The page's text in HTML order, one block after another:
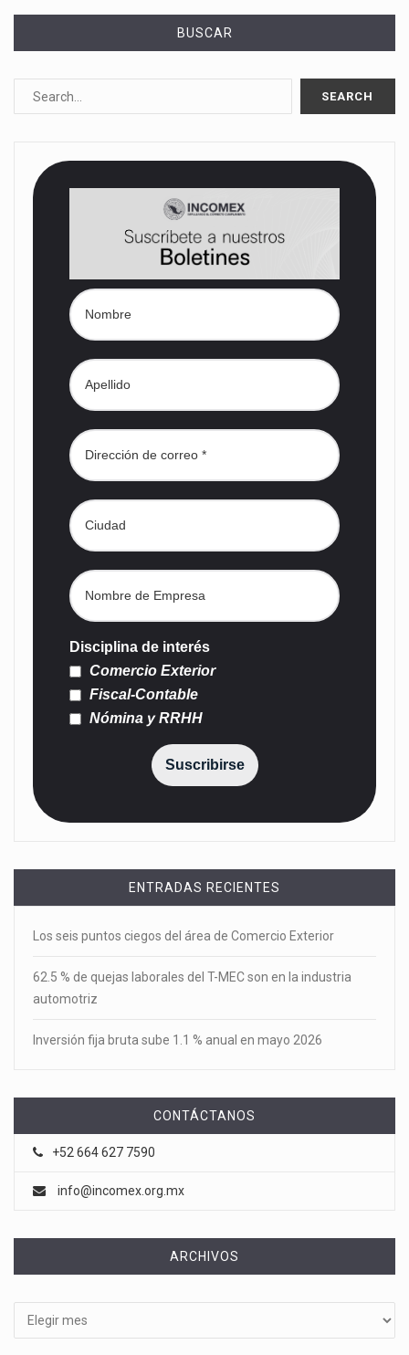
BUSCAR
Disciplina de interés
Comercio Exterior
Fiscal-Contable
Nómina y RRHH
Suscribirse
ENTRADAS RECIENTES
Los seis puntos ciegos del área de Comercio Exterior
62.5 % de quejas laborales del T-MEC son en la industria
automotriz
Inversión fija bruta sube 1.1 % anual en mayo 2026
CONTÁCTANOS
+52 664 627 7590
info@incomex.org.mx
ARCHIVOS